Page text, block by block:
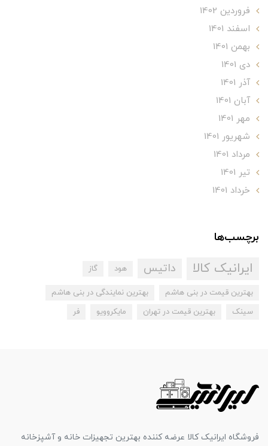
فروردین 1402
اسفند 1401
بهمن 1401
دی 1401
آذر 1401
آبان 1401
مهر 1401
شهریور 1401
مرداد 1401
تير 1401
خرداد 1401
برچسب‌ها
ایرانیک کالا داتیس هود گاز
بهترین قیمت در بنی هاشم
بهترین نمایندگی در بنی هاشم
سینک
بهترین قیمت در تهران مایکروویو فر
فروشگاه ایرانیک کالا عرضه کننده بهترین تجهیزات خانه و آشپزخانه